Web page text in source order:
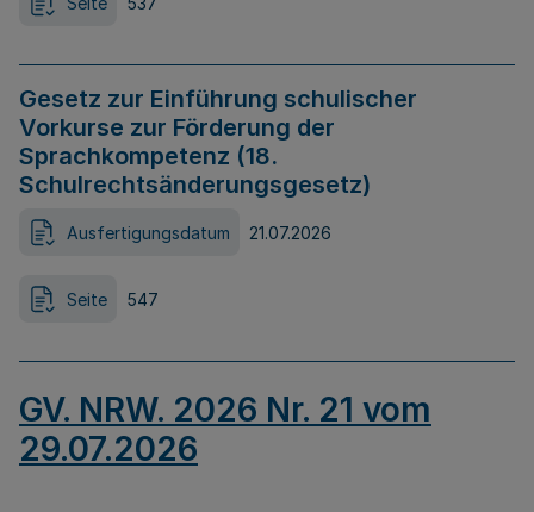
Gesetz zur Einführung schulischer
Vorkurse zur Förderung der
Sprachkompetenz (18.
Schulrechtsänderungsgesetz)
Ausfertigungsdatum 21.07.2026
Seite 547
GV. NRW. 2026 Nr. 21 vom
29.07.2026